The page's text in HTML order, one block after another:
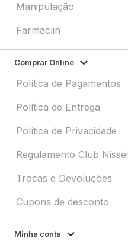
Manipulação
Farmaclin
Comprar Online
Política de Pagamentos
Política de Entrega
Política de Privacidade
Regulamento Club Nissei
Trocas e Devoluções
Cupons de desconto
Minha conta